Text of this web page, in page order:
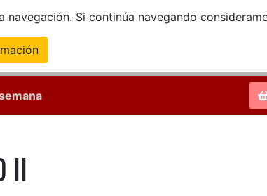
Si continúa navegando
II